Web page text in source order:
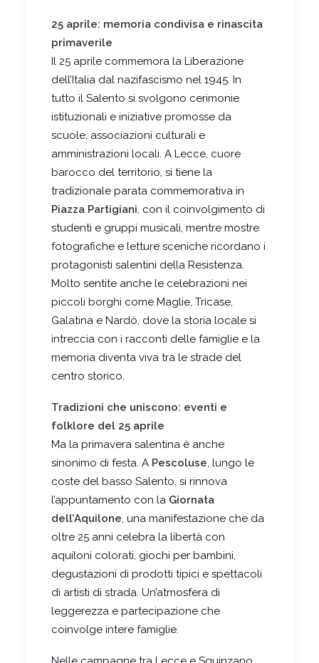
25 aprile: memoria condivisa e rinascita
primaverile
Il 25 aprile commemora la Liberazione
dell’Italia dal nazifascismo nel 1945. In
tutto il Salento si svolgono cerimonie
istituzionali e iniziative promosse da
scuole, associazioni culturali e
amministrazioni locali. A Lecce, cuore
barocco del territorio, si tiene la
tradizionale parata commemorativa in
Piazza Partigiani, con il coinvolgimento di
studenti e gruppi musicali, mentre mostre
fotografiche e letture sceniche ricordano i
protagonisti salentini della Resistenza.
Molto sentite anche le celebrazioni nei
piccoli borghi come Maglie, Tricase,
Galatina e Nardò, dove la storia locale si
intreccia con i racconti delle famiglie e la
memoria diventa viva tra le strade del
centro storico.
Tradizioni che uniscono: eventi e
folklore del 25 aprile
Ma la primavera salentina è anche
sinonimo di festa. A Pescoluse, lungo le
coste del basso Salento, si rinnova
l’appuntamento con la Giornata
dell’Aquilone, una manifestazione che da
oltre 25 anni celebra la libertà con
aquiloni colorati, giochi per bambini,
degustazioni di prodotti tipici e spettacoli
di artisti di strada. Un’atmosfera di
leggerezza e partecipazione che
coinvolge intere famiglie.